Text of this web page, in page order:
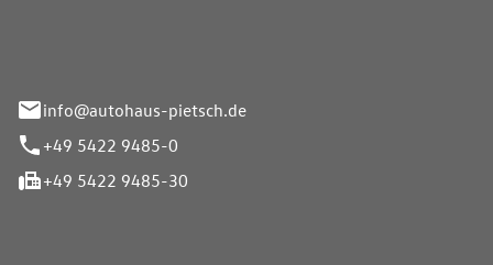
info@autohaus-pietsch.de
+49 5422 9485-0
+49 5422 9485-30